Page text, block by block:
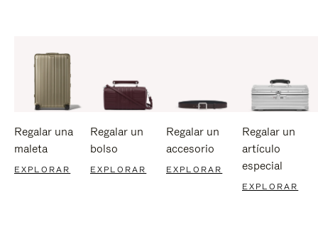
Regalar una
maleta
EXPLORAR
Regalar un
bolso
EXPLORAR
Regalar un
accesorio
EXPLORAR
Regalar un
artículo
especial
EXPLORAR